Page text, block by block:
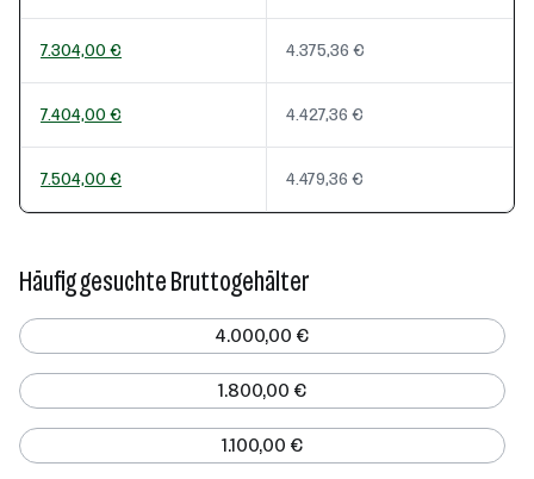
7.304,00 € 4.375,36 €
7.404,00 € 4.427,36 €
7.504,00 € 4.479,36 €
Häufig gesuchte Bruttogehälter
4.000,00 €
1.800,00 €
1.100,00 €